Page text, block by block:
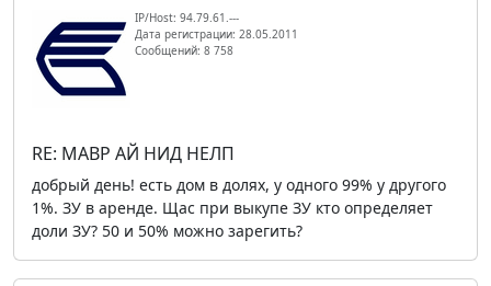
IP/Host: 94.79.61.---
Дата регистрации: 28.05.2011
Сообщений: 8 758
RE: МАВР АЙ НИД НЕЛП
добрый день! есть дом в долях, у одного 99% у другого
1%. ЗУ в аренде. Щас при выкупе ЗУ кто определяет
доли ЗУ? 50 и 50% можно зарегить?